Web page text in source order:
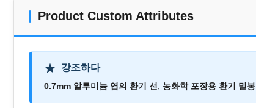
Product Custom Attributes
강조하다
0.7mm 알루미늄 엽의 환기 선 농화학 포장용 환기 밀봉